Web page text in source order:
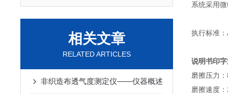
相关文章
RELATED ARTICLES
非织造布透气度测定仪——仪器概述
系统采用
执行标准
说明书印
磨擦压力
磨擦速度